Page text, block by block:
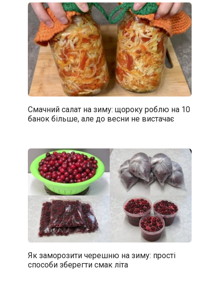
Смачний салат на зиму: щороку роблю на 10
банок більше, але до весни не вистачає
Як заморозити черешню на зиму: прості
способи зберегти смак літа